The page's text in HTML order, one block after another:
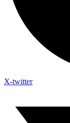
X-twitter